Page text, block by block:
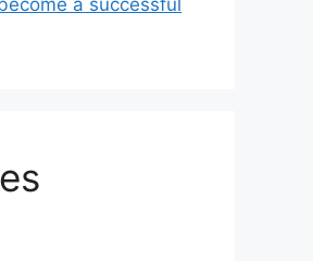
a successful